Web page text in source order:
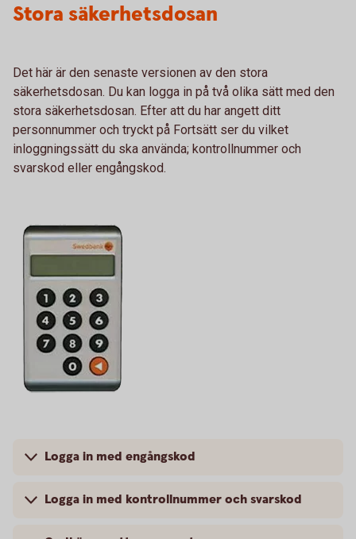
Stora säkerhetsdosan
Det här är den senaste versionen av den stora
säkerhetsdosan. Du kan logga in på två olika sätt med den
stora säkerhetsdosan. Efter att du har angett ditt
personnummer och tryckt på Fortsätt ser du vilket
inloggningssätt du ska använda; kontrollnummer och
svarskod eller engångskod.
Logga in med engångskod
Logga in med kontrollnummer och svarskod